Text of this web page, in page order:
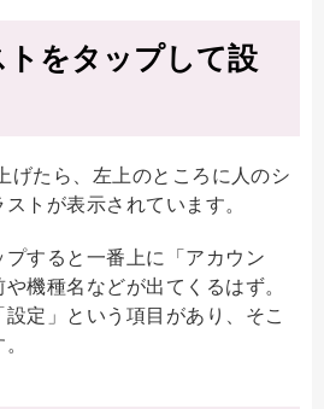
をタップして設
げたら、左上のところに人のシ
トが表示されています。
すると一番上に「アカウン
機種名などが出てくるはず。
定」という項目があり、そこ